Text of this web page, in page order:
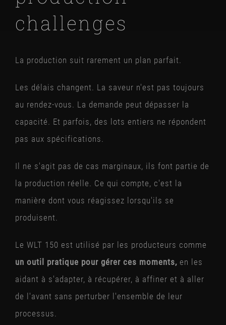
challenges
La production suit rarement un plan parfait.
Les délais changent. La saveur n'est pas toujours
au rendez-vous. La demande peut dépasser la
capacité. Et parfois, des lots entiers ne répondent
pas aux spécifications.
Il ne s'agit pas de cas marginaux, ils font partie de
la production réelle. Ce qui compte, c'est la
manière dont vous réagissez lorsqu'ils se
produisent.
Le WLT 150 est utilisé par les producteurs comme
un outil pratique pour gérer ces moments, en les
aidant à s'adapter, à récupérer, à affiner et à aller
de l'avant sans perturber l'ensemble de leur
processus.